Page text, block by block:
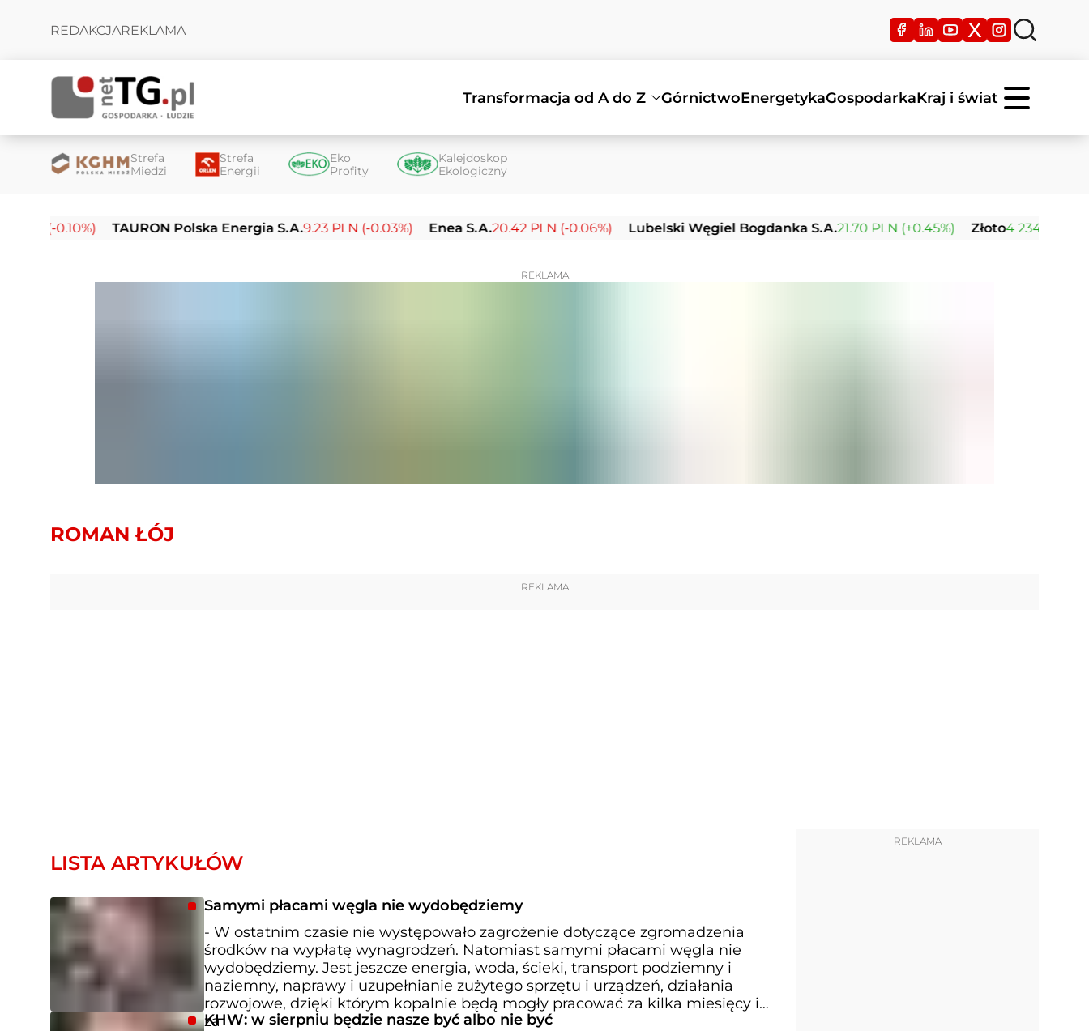
REDAKCJAREKLAMA
Transformacja od A do Z GórnictwoEnergetykaGospodarkaKraj i świat
Strefa
Miedzi
Strefa
Energii
Eko
Profity
Kalejdoskop
Ekologiczny
(-0.10%) TAURON Polska Energia S.A.9.23 PLN (-0.03%) Enea S.A.20.42 PLN (-0.06%) Lubelski Węgiel Bogdanka S.A.21.70 PLN (+0.45%) Złoto 4 234.57 USD
REKLAMA
ROMAN ŁÓJ
REKLAMA
LISTA ARTYKUŁÓW
Samymi płacami węgla nie wydobędziemy
- W ostatnim czasie nie występowało zagrożenie dotyczące zgromadzenia
środków na wypłatę wynagrodzeń. Natomiast samymi płacami węgla nie
wydobędziemy. Jest jeszcze energia, woda, ścieki, transport podziemny i
naziemny, naprawy i uzupełnianie zużytego sprzętu i urządzeń, działania
rozwojowe, dzięki którym kopalnie będą mogły pracować za kilka miesięcy i
za
KHW: w sierpniu będzie nasze być albo nie być
REKLAMA